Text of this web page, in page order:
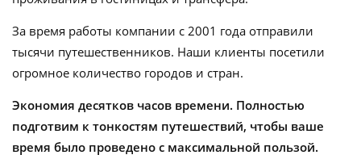
За время работы компании с 2001 года отправили
тысячи путешественников. Наши клиенты посетили
огромное количество городов и стран.
Экономия десятков часов времени. Полностью
подготвим к тонкостям путешествий, чтобы ваше
время было проведено с максимальной пользой.